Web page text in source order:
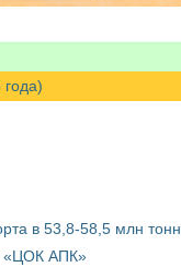
в 53,8-58,5 млн тонн
«ЦОК АПК»